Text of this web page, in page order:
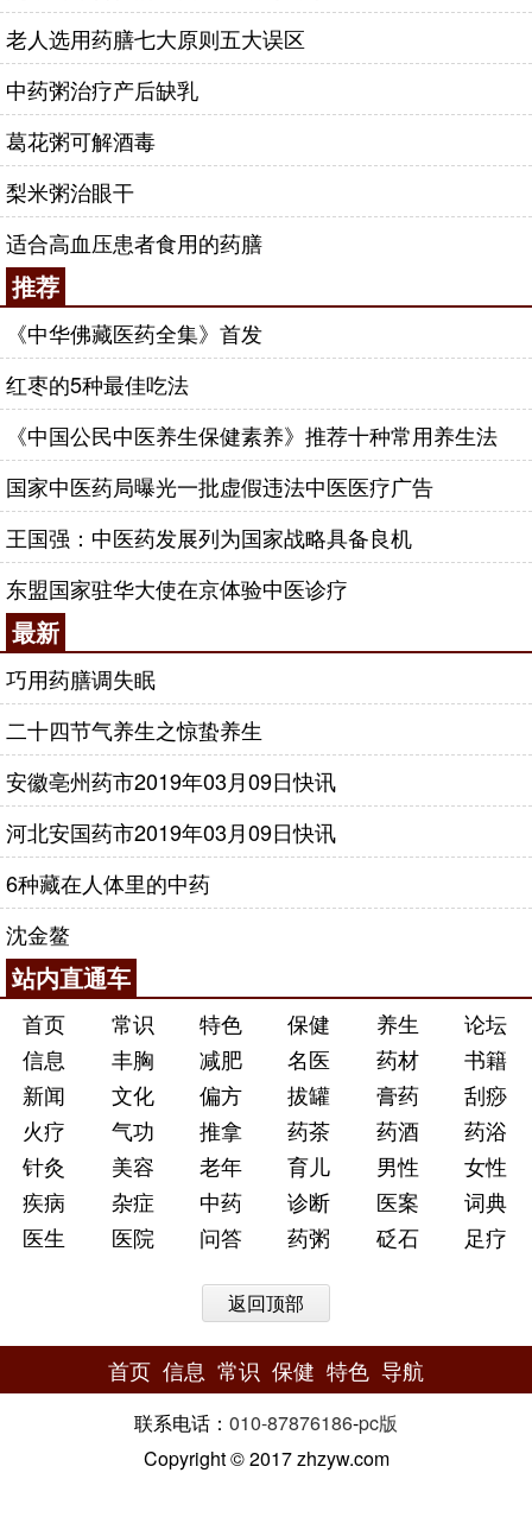
老人选用药膳七大原则五大误区
中药粥治疗产后缺乳
葛花粥可解酒毒
梨米粥治眼干
适合高血压患者食用的药膳
推荐
《中华佛藏医药全集》首发
红枣的5种最佳吃法
《中国公民中医养生保健素养》推荐十种常用养生法
国家中医药局曝光一批虚假违法中医医疗广告
王国强：中医药发展列为国家战略具备良机
东盟国家驻华大使在京体验中医诊疗
最新
巧用药膳调失眠
二十四节气养生之惊蛰养生
安徽亳州药市2019年03月09日快讯
河北安国药市2019年03月09日快讯
6种藏在人体里的中药
沈金鳌
站内直通车
首页 常识 特色 保健 养生
论坛
信息
丰胸 减肥 名医 药材
书籍
新闻
文化 偏方 拔罐 膏药
刮痧
火疗
气功 推拿 药茶 药酒
药浴
针灸
美容 老年 育儿 男性
女性
疾病
杂症 中药 诊断 医案
词典
医生
医院 问答 药粥 砭石 足疗
返回顶部
首页 信息 常识 保健 特色 导航
联系电话： 010-87876186-pc版
Copyright © 2017 zhzyw.com